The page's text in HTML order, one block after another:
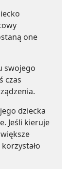
one
swojego
czas
dziecka
Jeśli kieruje